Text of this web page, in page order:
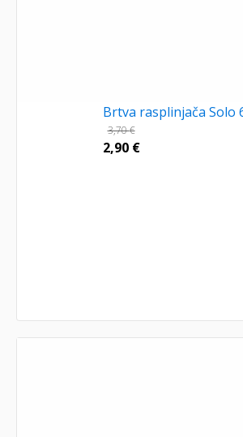
Brtva rasplinjača Solo
3,70€
2,90 €